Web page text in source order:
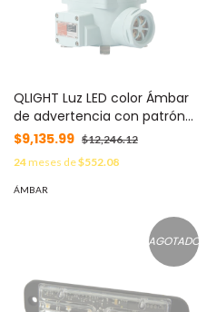
QLIGHT Luz LED color Ámbar
de advertencia con patrón
de destello flasheante/fijo
buzzer incluido a 105 dB. de
120 VCA MOD: SNESL-120-A-
$9,135.99 $12,246.12
24meses de$552.08
ÁMBAR
AGOTADO